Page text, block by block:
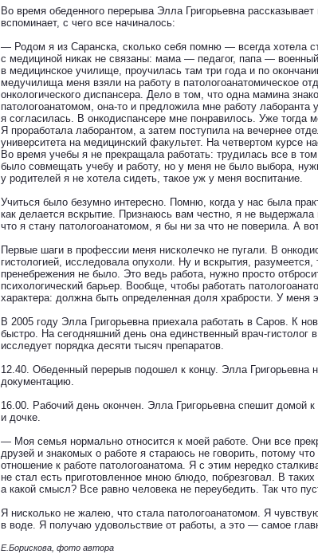
Во время обеденного перерыва Элла Григорьевна
вспоминает, с чего все начиналось:
— Родом я из Саранска, сколько себя помню — всегда хотела
с медициной никак не связаны: мама — педагог, папа —
в медицинское училище, проучилась там три года и по
медучилища меня взяли на работу в патологоанатомическое
онкологического диспансера. Дело в том, что одна мамина
патологоанатомом, она-то и предложила мне работу
я согласилась. В онкодиспансере мне понравилось. Уже тогда
Я проработала лаборантом, а затем поступила на вечернее
университета на медицинский факультет. На четвертом курсе
Во время учебы я не прекращала работать: трудилась все в
было совмещать учебу и работу, но у меня не было выбора,
у родителей я не хотела сидеть, такое уж у меня воспитание.
Учиться было безумно интересно. Помню, когда у нас была
как делается вскрытие. Признаюсь вам честно, я не
что я стану патологоанатомом, я бы ни за что не поверила. А
Первые шаги в профессии меня нисколечко не пугали. В
гистологией, исследовала опухоли. Ну и вскрытия,
пренебрежения не было. Это ведь работа, нужно просто
психологический барьер. Вообще, чтобы работать
характера: должна быть определенная доля храбрости. У меня
В 2005 году Элла Григорьевна приехала работать в Саров. К
быстро. На сегодняшний день она единственный врач-гистолог
исследует порядка десяти тысяч препаратов.
12.40. Обеденный перерыв подошел к концу. Элла Григорьевна
документацию.
16.00. Рабочий день окончен. Элла Григорьевна спешит
и дочке.
— Моя семья нормально относится к моей работе. Они все
друзей и знакомых о работе я стараюсь не говорить, потому
отношение к работе патологоанатома. Я с этим нередко
не стал есть приготовленное мною блюдо, побрезговал. В
а какой смысл? Все равно человека не переубедить. Так что
Я нисколько не жалею, что стала патологоанатомом. Я
в воде. Я получаю удовольствие от работы, а это — самое
Е.Борискова, фото автора